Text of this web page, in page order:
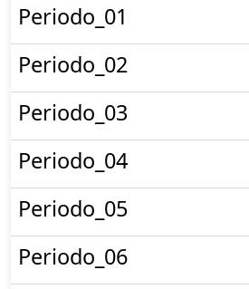
Periodo_01
Periodo_02
Periodo_03
Periodo_04
Periodo_05
Periodo_06